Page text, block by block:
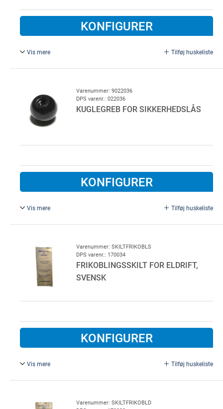
KONFIGURER
Vis mere Tilføj huskeliste
Varenummer: 9022036
DPS varenr.: 022036
KUGLEGREB FOR SIKKERHEDSLÅS
KONFIGURER
Vis mere Tilføj huskeliste
Varenummer: SKILTFRIKOBLS
DPS varenr.: 170034
FRIKOBLINGSSKILT FOR ELDRIFT,
SVENSK
KONFIGURER
Vis mere Tilføj huskeliste
Varenummer: SKILTFRIKOBLD